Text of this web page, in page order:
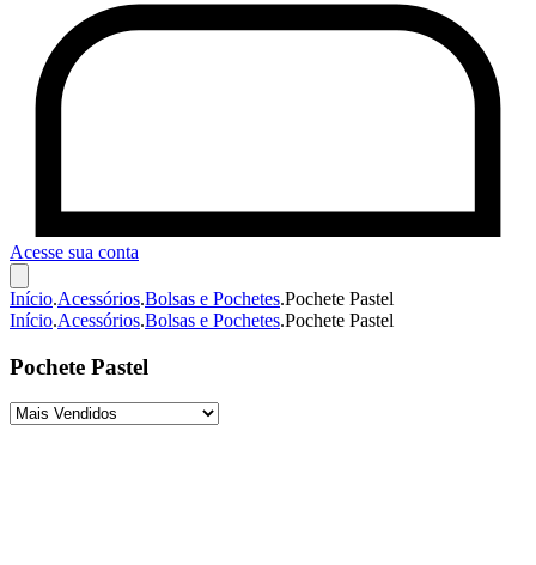
Acesse sua conta
Início.Acessórios.Bolsas e Pochetes.Pochete Pastel
Início.Acessórios.Bolsas e Pochetes.Pochete Pastel
Pochete Pastel